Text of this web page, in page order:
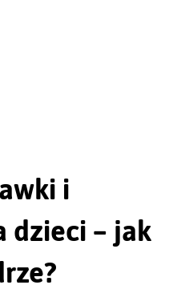
i
dzieci – jak